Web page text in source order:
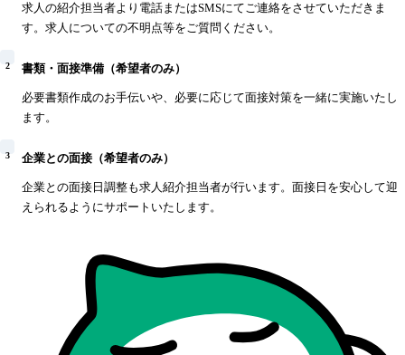
求人の紹介担当者より電話またはSMSにてご連絡をさせていただきま
す。求人についての不明点等をご質問ください。
2 書類・面接準備（希望者のみ）
必要書類作成のお手伝いや、必要に応じて面接対策を一緒に実施いたし
ます。
3 企業との面接（希望者のみ）
企業との面接日調整も求人紹介担当者が行います。面接日を安心して迎
えられるようにサポートいたします。